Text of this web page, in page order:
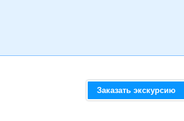
Заказать экскурсию